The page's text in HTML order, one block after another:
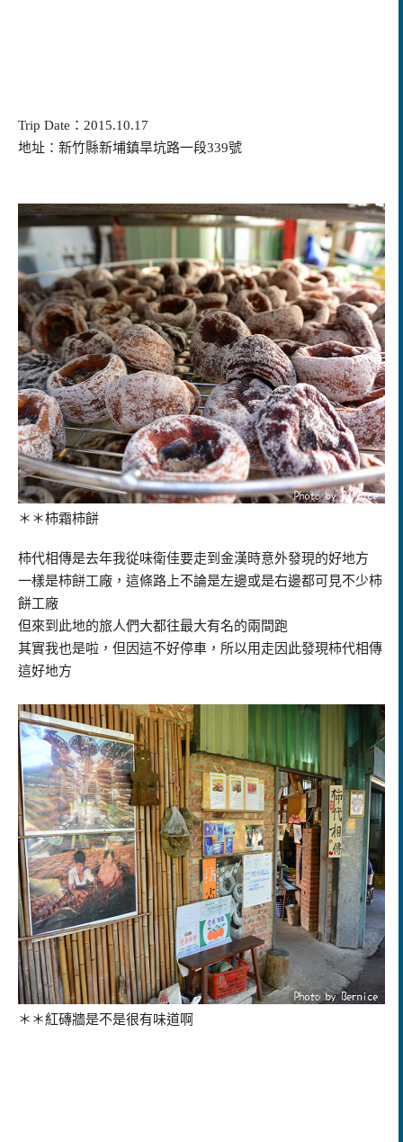
Trip Date：2015.10.17
地址：新竹縣新埔鎮旱坑路一段339號
＊＊柿霜柿餅
柿代相傳是去年我從味衛佳要走到金漢時意外發現的好地方
一樣是柿餅工廠，這條路上不論是左邊或是右邊都可見不少柿
餅工廠
但來到此地的旅人們大都往最大有名的兩間跑
其實我也是啦，但因這不好停車，所以用走因此發現柿代相傳
這好地方
＊＊紅磚牆是不是很有味道啊